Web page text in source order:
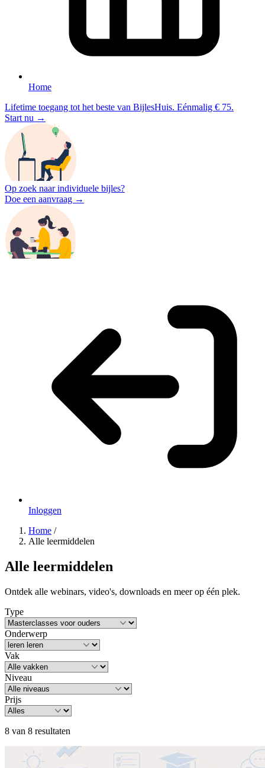
Home
Lifetime toegang tot het beste van BijlesHuis. Eénmalig € 75.
Start nu →
Op zoek naar individuele bijles?
Doe een aanvraag →
Inloggen
Home /
Alle leermiddelen
Alle leermiddelen
Ontdek alle webinars, video's, downloads en meer op één plek.
Type
Onderwerp
Vak
Niveau
Prijs
8 van 8 resultaten